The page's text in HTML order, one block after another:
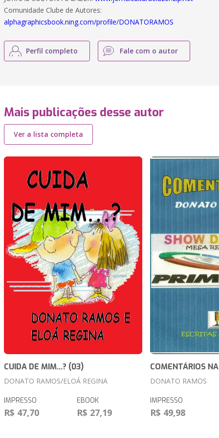
Comunidade Clube de Autores:
alphagraphicsbook.ning.com/profile/DONATORAMOS
Perfil completo Fale com o autor
Mais publicações desse autor
Ver a lista completa
CUIDA DE MIM...? (03)
DONATO RAMOS/ELOÁ REGINA
IMPRESSO
R$ 47,70
EBOOK
R$ 27,19
COMENTÁRIOS
DONATO RAMOS
IMPRESSO
R$ 49,98